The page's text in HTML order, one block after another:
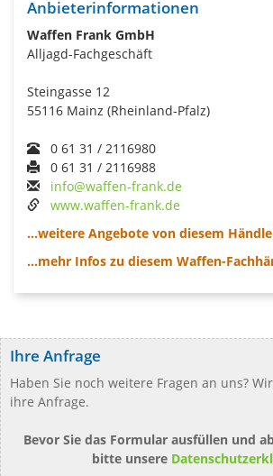
Anbieterinformationen
Waffen Frank GmbH
Alljagd-Fachgeschäft
Steingasse 12
55116 Mainz (Rheinland-Pfalz)
0 61 31 / 2116980
0 61 31 / 2116988
info@waffen-frank.de
www.waffen-frank.de
...weitere Angebote von diesem
...mehr Infos zu diesem Waffen-
Ihre Anfrage
Haben Sie noch weitere Fragen an uns?
ihre Anfrage.
Bevor Sie das Formular ausfüllen und
bitte unsere